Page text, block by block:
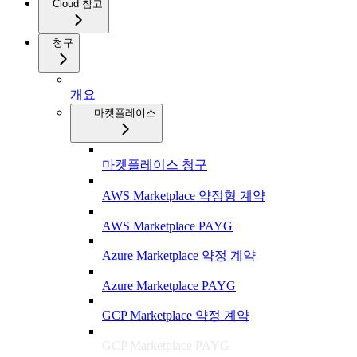
Cloud 참고
청구
개요
마켓플레이스
마켓플레이스 청구
AWS Marketplace 약정형 계약
AWS Marketplace PAYG
Azure Marketplace 약정 계약
Azure Marketplace PAYG
GCP Marketplace 약정 계약
GCP Marketplace PAYG